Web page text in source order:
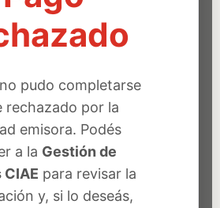
pudo completarse
rechazado por la
emisora. Podés
a la Gestión de
CIAE para revisar la
y, si lo deseás,